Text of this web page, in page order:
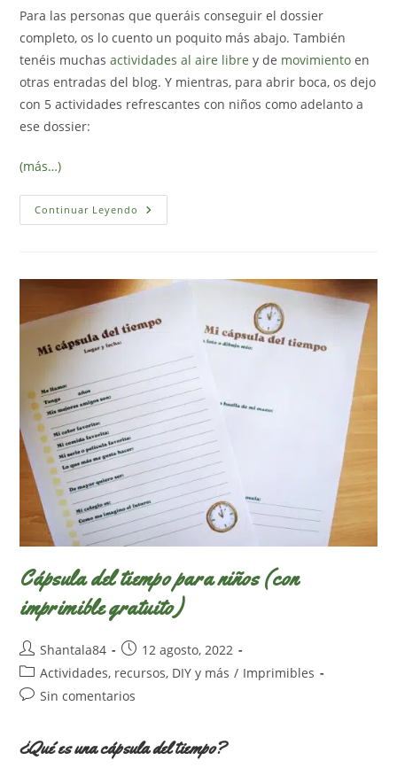
Para las personas que queráis conseguir el dossier
completo, os lo cuento un poquito más abajo. También
tenéis muchasactividades al aire libre y de movimiento en
otras entradas del blog. Y mientras, para abrir boca, os dejo
con 5 actividades refrescantes con niños como adelanto a
ese dossier:
(más…)
Continuar Leyendo
Actividades
Dossier
De
Cápsula del tiempo para niños (con
imprimible gratuito)
Autor
de
la
entrada:
Shantala84
Publicación
de
entrada:
12 agosto, 2022
Categoría
de
Actividades, recursos, DIY y más / Imprimibles
Comentarios
entrada:
Sin comentarios
¿Qué es una cápsula del tiempo?